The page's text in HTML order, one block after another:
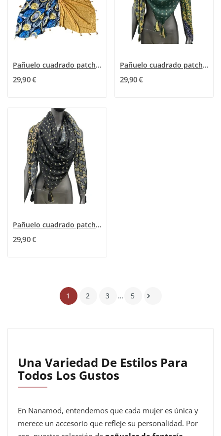
Pañuelo cuadrado patchwork geométrico azul y...
29,90 €
Pañuelo cuadrado patchwork formas geométricas...
29,90 €
Pañuelo cuadrado patchwork geométrico negro y...
29,90 €
1 2 3 … 5 
Una Variedad De Estilos Para
Todos Los Gustos
En Nanamod, entendemos que cada mujer es única y
merece un accesorio que refleje su personalidad. Por